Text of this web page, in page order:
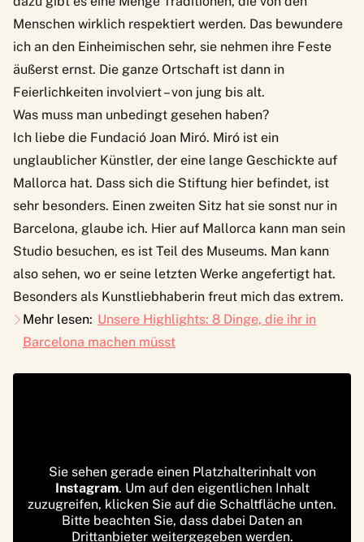
Menschen wirklich respektiert werden. Das bewundere
ich an den Einheimischen sehr, sie nehmen ihre Feste
äußerst ernst. Die ganze Ortschaft ist dann in
Feierlichkeiten involviert – von jung bis alt.
Was muss man unbedingt gesehen haben?
Ich liebe die Fundació Joan Miró. Miró ist ein
unglaublicher Künstler, der eine lange Geschickte auf
Mallorca hat. Dass sich die Stiftung hier befindet, ist
sehr besonders. Einen zweiten Sitz hat sie sonst nur in
Barcelona, glaube ich. Hier auf Mallorca kann man sein
Studio besuchen, es ist Teil des Museums. Man kann
also sehen, wo er seine letzten Werke angefertigt hat.
Besonders als Kunstliebhaberin freut mich das extrem.
Mehr lesen: Unsere Highlights: 8 Dinge, die ihr in
Barcelona machen müsst
Sie sehen gerade einen Platzhalterinhalt von
Instagram. Um auf den eigentlichen Inhalt
zuzugreifen, klicken Sie auf die Schaltfläche unten.
Bitte beachten Sie, dass dabei Daten an
Drittanbieter weitergegeben werden.